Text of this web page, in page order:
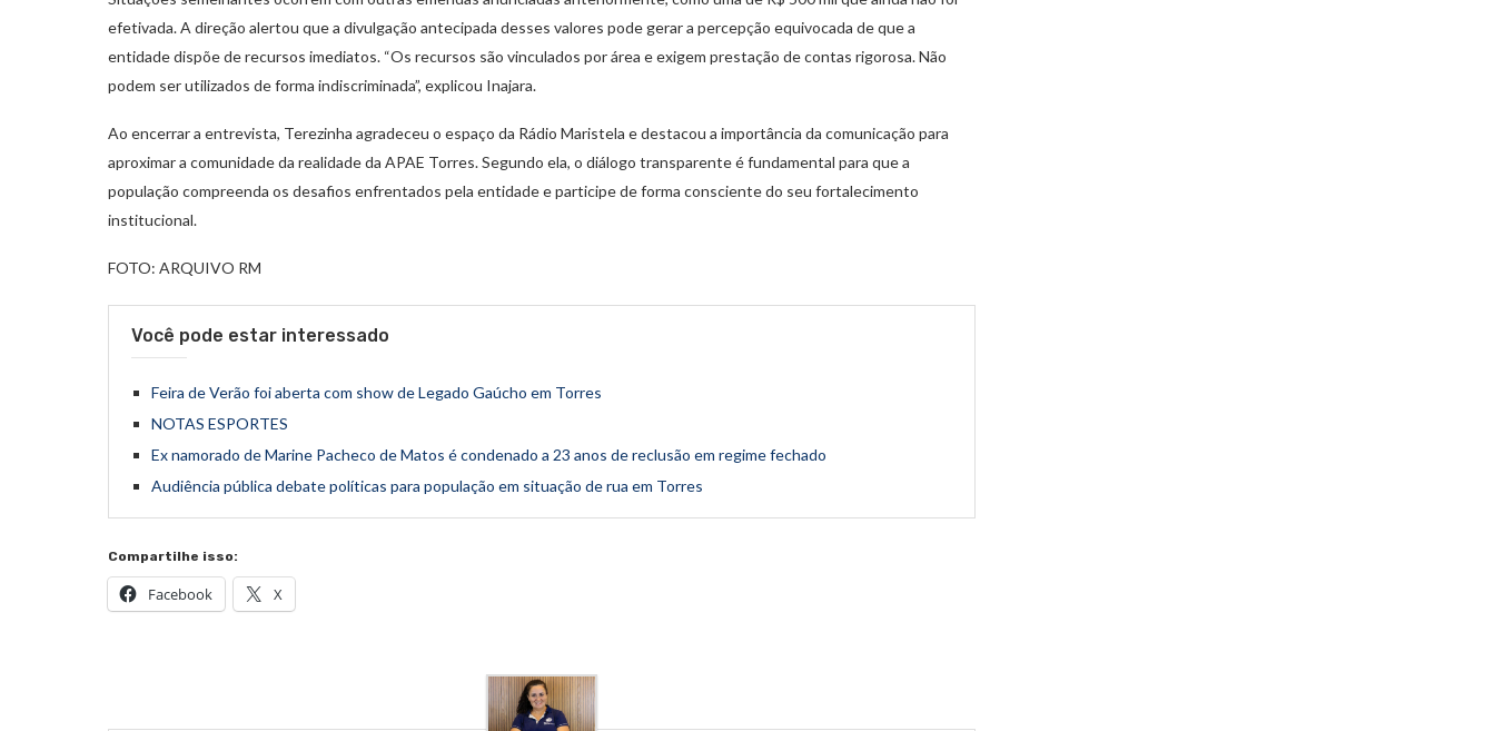
efetivada. A direção alertou que a divulgação antecipada desses valores pode gerar a percepção equivocada de que a
entidade dispõe de recursos imediatos. “Os recursos são vinculados por área e exigem prestação de contas rigorosa. Não
podem ser utilizados de forma indiscriminada”, explicou Inajara.
Ao encerrar a entrevista, Terezinha agradeceu o espaço da Rádio Maristela e destacou a importância da comunicação para
aproximar a comunidade da realidade da APAE Torres. Segundo ela, o diálogo transparente é fundamental para que a
população compreenda os desafios enfrentados pela entidade e participe de forma consciente do seu fortalecimento
institucional.
FOTO: ARQUIVO RM
Você pode estar interessado
Feira de Verão foi aberta com show de Legado Gaúcho em Torres
NOTAS ESPORTES
Ex namorado de Marine Pacheco de Matos é condenado a 23 anos de reclusão em regime fechado
Audiência pública debate políticas para população em situação de rua em Torres
Compartilhe isso:
Facebook X